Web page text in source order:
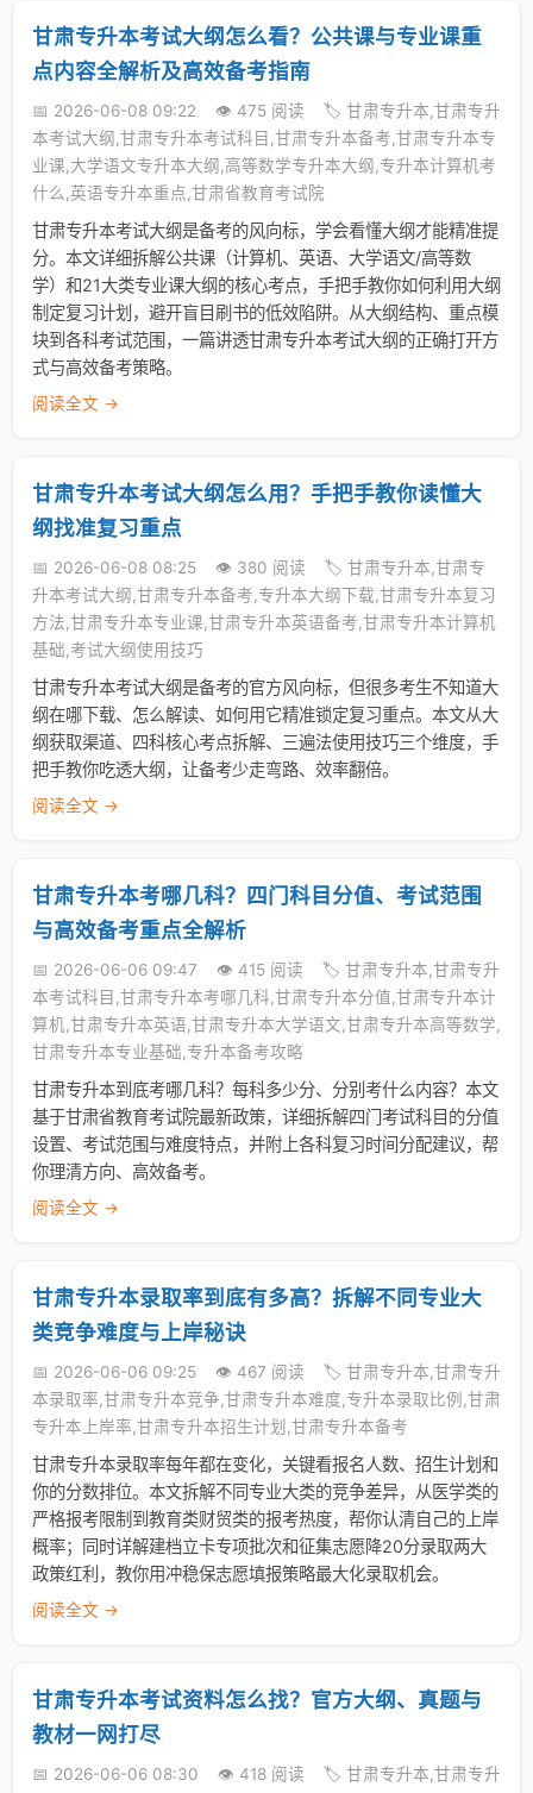
甘肃专升本考试大纲怎么看？公共课与专业课重
点内容全解析及高效备考指南
📅 2026-06-08 09:22 👁️ 475 阅读
🏷️ 甘肃专升本,甘肃专升
本考试大纲,甘肃专升本考试科目,甘肃专升本备考,甘肃专升本专
业课,大学语文专升本大纲,高等数学专升本大纲,专升本计算机考
什么,英语专升本重点,甘肃省教育考试院
甘肃专升本考试大纲是备考的风向标，学会看懂大纲才能精准提
分。本文详细拆解公共课（计算机、英语、大学语文/高等数
学）和21大类专业课大纲的核心考点，手把手教你如何利用大纲
制定复习计划，避开盲目刷书的低效陷阱。从大纲结构、重点模
块到各科考试范围，一篇讲透甘肃专升本考试大纲的正确打开方
式与高效备考策略。
阅读全文 →
甘肃专升本考试大纲怎么用？手把手教你读懂大
纲找准复习重点
📅 2026-06-08 08:25 👁️ 380 阅读
🏷️ 甘肃专升本,甘肃专
升本考试大纲,甘肃专升本备考,专升本大纲下载,甘肃专升本复习
方法,甘肃专升本专业课,甘肃专升本英语备考,甘肃专升本计算机
基础,考试大纲使用技巧
甘肃专升本考试大纲是备考的官方风向标，但很多考生不知道大
纲在哪下载、怎么解读、如何用它精准锁定复习重点。本文从大
纲获取渠道、四科核心考点拆解、三遍法使用技巧三个维度，手
把手教你吃透大纲，让备考少走弯路、效率翻倍。
阅读全文 →
甘肃专升本考哪几科？四门科目分值、考试范围
与高效备考重点全解析
📅 2026-06-06 09:47 👁️ 415 阅读
🏷️ 甘肃专升本,甘肃专升
本考试科目,甘肃专升本考哪几科,甘肃专升本分值,甘肃专升本计
算机,甘肃专升本英语,甘肃专升本大学语文,甘肃专升本高等数学,
甘肃专升本专业基础,专升本备考攻略
甘肃专升本到底考哪几科？每科多少分、分别考什么内容？本文
基于甘肃省教育考试院最新政策，详细拆解四门考试科目的分值
设置、考试范围与难度特点，并附上各科复习时间分配建议，帮
你理清方向、高效备考。
阅读全文 →
甘肃专升本录取率到底有多高？拆解不同专业大
类竞争难度与上岸秘诀
📅 2026-06-06 09:25 👁️ 467 阅读
🏷️ 甘肃专升本,甘肃专升
本录取率,甘肃专升本竞争,甘肃专升本难度,专升本录取比例,甘肃
专升本上岸率,甘肃专升本招生计划,甘肃专升本备考
甘肃专升本录取率每年都在变化，关键看报名人数、招生计划和
你的分数排位。本文拆解不同专业大类的竞争差异，从医学类的
严格报考限制到教育类财贸类的报考热度，帮你认清自己的上岸
概率；同时详解建档立卡专项批次和征集志愿降20分录取两大
政策红利，教你用冲稳保志愿填报策略最大化录取机会。
阅读全文 →
甘肃专升本考试资料怎么找？官方大纲、真题与
教材一网打尽
📅 2026-06-06 08:30 👁️ 418 阅读
🏷️ 甘肃专升本,甘肃专升